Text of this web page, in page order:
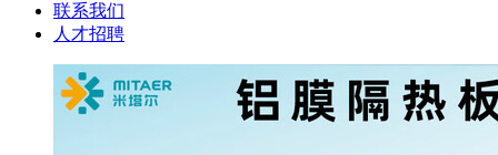
联系我们
人才招聘